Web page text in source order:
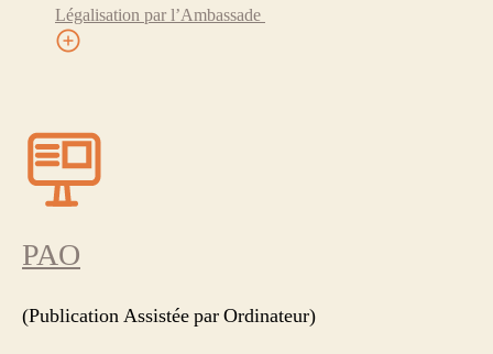
Légalisation par l’Ambassade
PAO
(Publication Assistée par Ordinateur)